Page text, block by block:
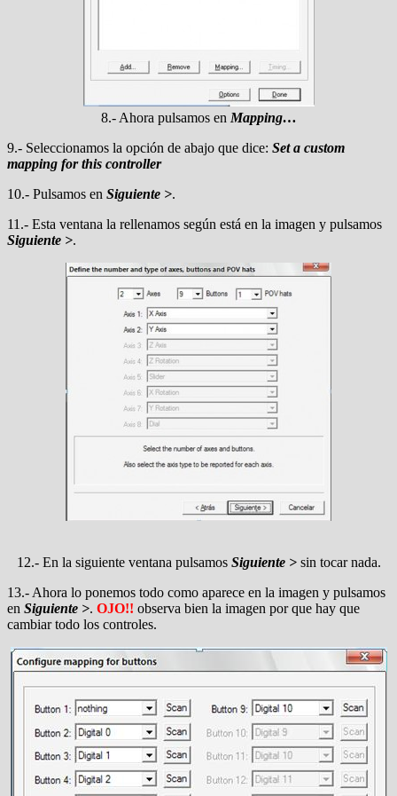
8.- Ahora pulsamos en Mapping…
9.- Seleccionamos la opción de abajo que dice: Set a custom
mapping for this controller
10.- Pulsamos en Siguiente >.
11.- Esta ventana la rellenamos según está en la imagen y pulsamos
Siguiente >.
12.- En la siguiente ventana pulsamos Siguiente >sin tocar nada.
13.- Ahora lo ponemos todo como aparece en la imagen y pulsamos
en Siguiente >. OJO!! observa bien la imagen por que hay que
cambiar todo los controles.